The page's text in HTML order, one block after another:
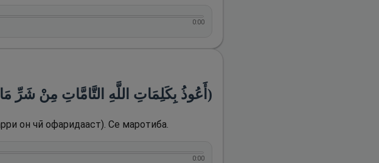
0:00
(أَعُوذُ بِكَلِمَاتِ اللَّهِ التَّامَّاتِ مِنْ شَرِّ
он чӣ офаридааст). Се маротиба.
0:00